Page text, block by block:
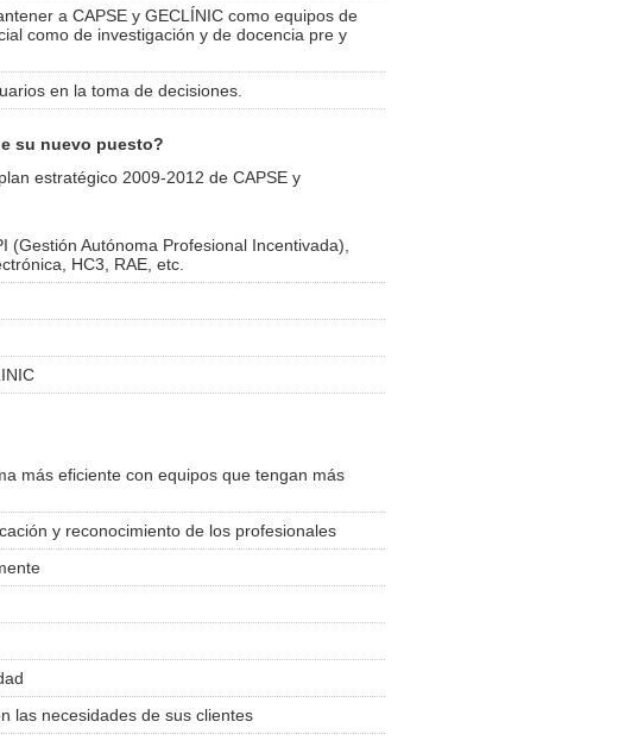
a CAPSE y GECLÍNIC como equipos de
como de investigación y de docencia pre y
en la toma de decisiones.
su nuevo puesto?
estratégico 2009-2012 de CAPSE y
Autónoma Profesional Incentivada),
HC3, RAE, etc.
más eficiente con equipos que tengan más
y reconocimiento de los profesionales
las necesidades de sus clientes